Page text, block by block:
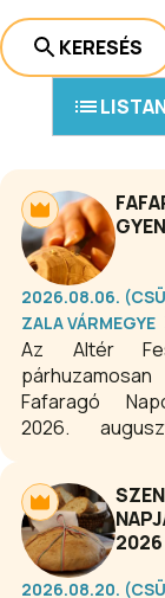
KERESÉS
2026.08.06.
ZALA VÁRMEGYE
Az Altér
Fafaragó
2026.
készülő
mutatja be.
2026
2026.08.20.